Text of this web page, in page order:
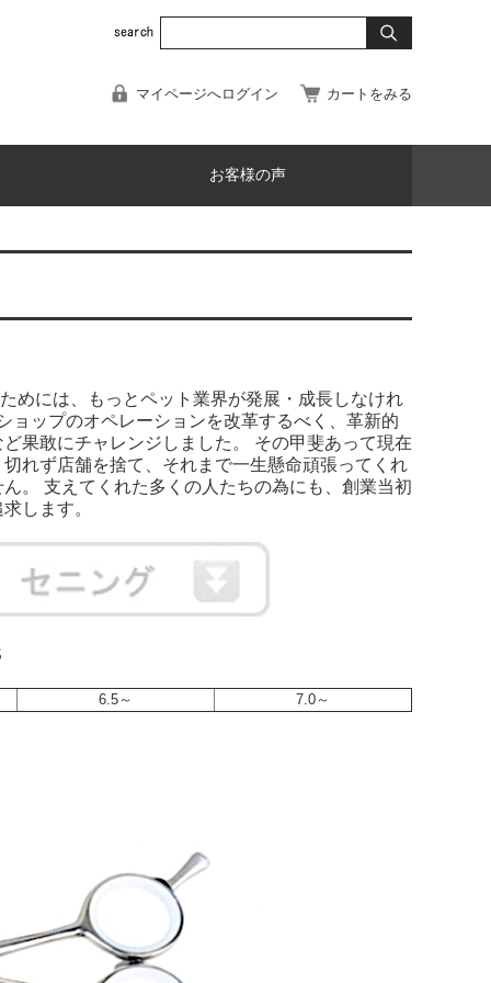
マイページへログイン カートをみる
お客様の声
めには、もっとペット業界が発展・成長しなけれ
ョップのオペレーションを改革するべく、革新的
果敢にチャレンジしました。 その甲斐あって現在
れず店舗を捨て、それまで一生懸命頑張ってくれ
。 支えてくれた多くの人たちの為にも、創業当初
します。
6.5～ 7.0～